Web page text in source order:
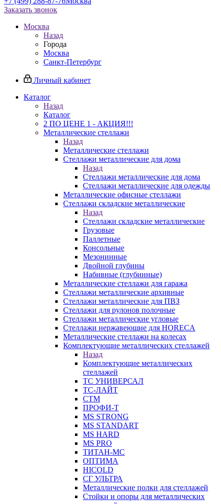
Заказать звонок
Москва
Назад
Города
Москва
Санкт-Петербург
Личный кабинет
Каталог
Назад
Каталог
2 ПО ЦЕНЕ 1 - АКЦИЯ!!!
Металлические стеллажи
Назад
Металлические стеллажи
Стеллажи металлические для дома
Назад
Стеллажи металлические для дома
Стеллажи металлические для одежды
Металлические офисные стеллажи
Стеллажи складские металлические
Назад
Стеллажи складские металлические
Грузовые
Паллетные
Консольные
Мезонинные
Двойной глубины
Набивные (глубинные)
Металлические стеллажи для гаража
Стеллажи металлические архивные
Стеллажи металлические для ПВЗ
Стеллажи для рулонов полочные
Стеллажи металлические угловые
Стеллажи нержавеющие для HORECA
Металлические стеллажи на колесах
Комплектующие металлических стеллажей
Назад
Комплектующие металлических
стеллажей
ТС УНИВЕРСАЛ
ТС-ЛАЙТ
СТМ
ПРОФИ-Т
MS STRONG
MS STANDART
MS HARD
MS PRO
ТИТАН-МС
ОПТИМА
HICOLD
СГ УЛЬТРА
Металлические полки для стеллажей
Стойки и опоры для металлических